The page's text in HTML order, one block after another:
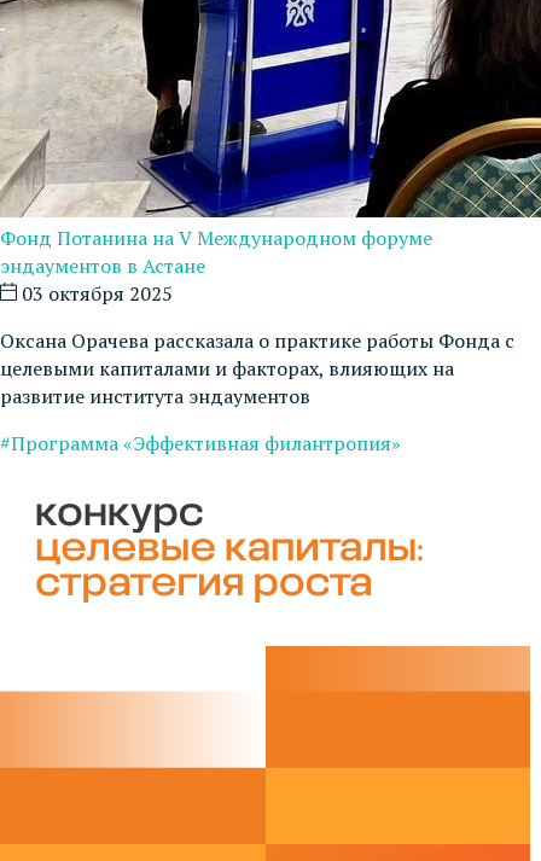
Фонд Потанина на V Международном форуме
эндаументов в Астане
03 октября 2025
Оксана Орачева рассказала о практике работы Фонда с
целевыми капиталами и факторах, влияющих на
развитие института эндаументов
#Программа «Эффективная филантропия»